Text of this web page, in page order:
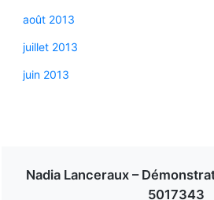
août 2013
juillet 2013
juin 2013
Nadia Lanceraux –
5017343